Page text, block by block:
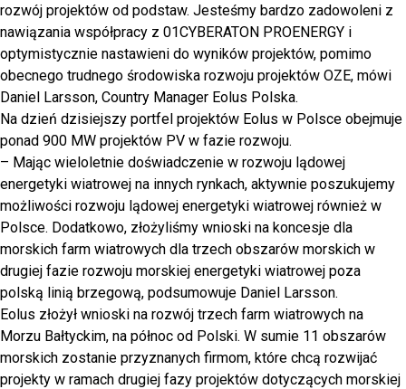
rozwój projektów od podstaw. Jesteśmy bardzo zadowoleni z
nawiązania współpracy z 01CYBERATON PROENERGY i
optymistycznie nastawieni do wyników projektów, pomimo
obecnego trudnego środowiska rozwoju projektów OZE, mówi
Daniel Larsson, Country Manager Eolus Polska.
Na dzień dzisiejszy portfel projektów Eolus w Polsce obejmuje
ponad 900 MW projektów PV w fazie rozwoju.
– Mając wieloletnie doświadczenie w rozwoju lądowej
energetyki wiatrowej na innych rynkach, aktywnie poszukujemy
możliwości rozwoju lądowej energetyki wiatrowej również w
Polsce. Dodatkowo, złożyliśmy wnioski na koncesje dla
morskich farm wiatrowych dla trzech obszarów morskich w
drugiej fazie rozwoju morskiej energetyki wiatrowej poza
polską linią brzegową, podsumowuje Daniel Larsson.
Eolus złożył wnioski na rozwój trzech farm wiatrowych na
Morzu Bałtyckim, na północ od Polski. W sumie 11 obszarów
morskich zostanie przyznanych firmom, które chcą rozwijać
projekty w ramach drugiej fazy projektów dotyczących morskiej